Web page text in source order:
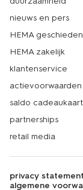
nieuws en pers
HEMA
HEMA zakelijk
klantenservice
actievoorwaarden
saldo
partnerships
retail media
privacy statement
algemene